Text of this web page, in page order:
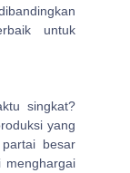
untuk
singkat?
yang
besar
menghargai